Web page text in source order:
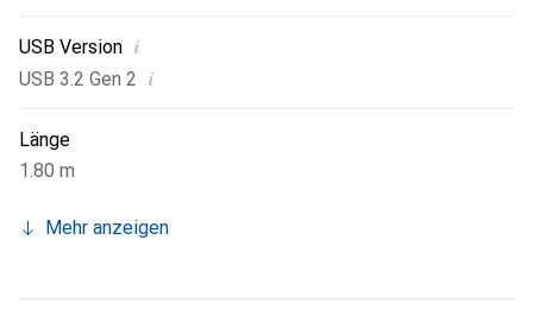
USB Version i
USB 3.2 Gen 2 i
Länge
1.80 m
Mehr anzeigen